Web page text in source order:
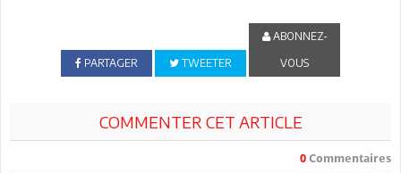
PARTAGER TWEETER
ABONNEZ-
VOUS
COMMENTER CET ARTICLE
0 Commentaires